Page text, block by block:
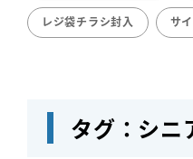
レジ袋チラシ封入 サ
タグ：シニ